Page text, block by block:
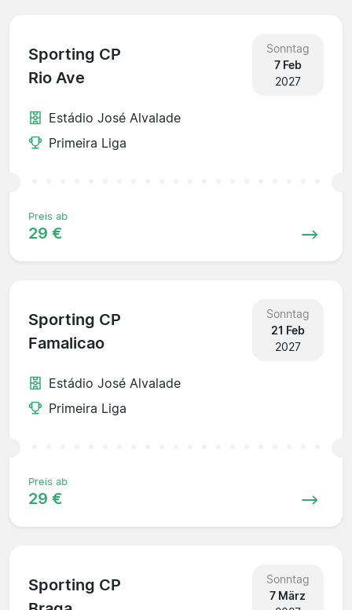
Sporting CP
Rio Ave
Sonntag
7 Feb
2027
Estádio José Alvalade
Primeira Liga
Preis ab
29 €
Sporting CP
Famalicao
Sonntag
21 Feb
2027
Estádio José Alvalade
Primeira Liga
Preis ab
29 €
Sporting CP
Sonntag
7 März